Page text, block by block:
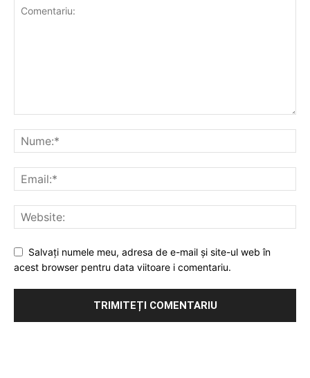
Salvați numele meu, adresa de e-mail și site-ul web în
acest browser pentru data viitoare i comentariu.